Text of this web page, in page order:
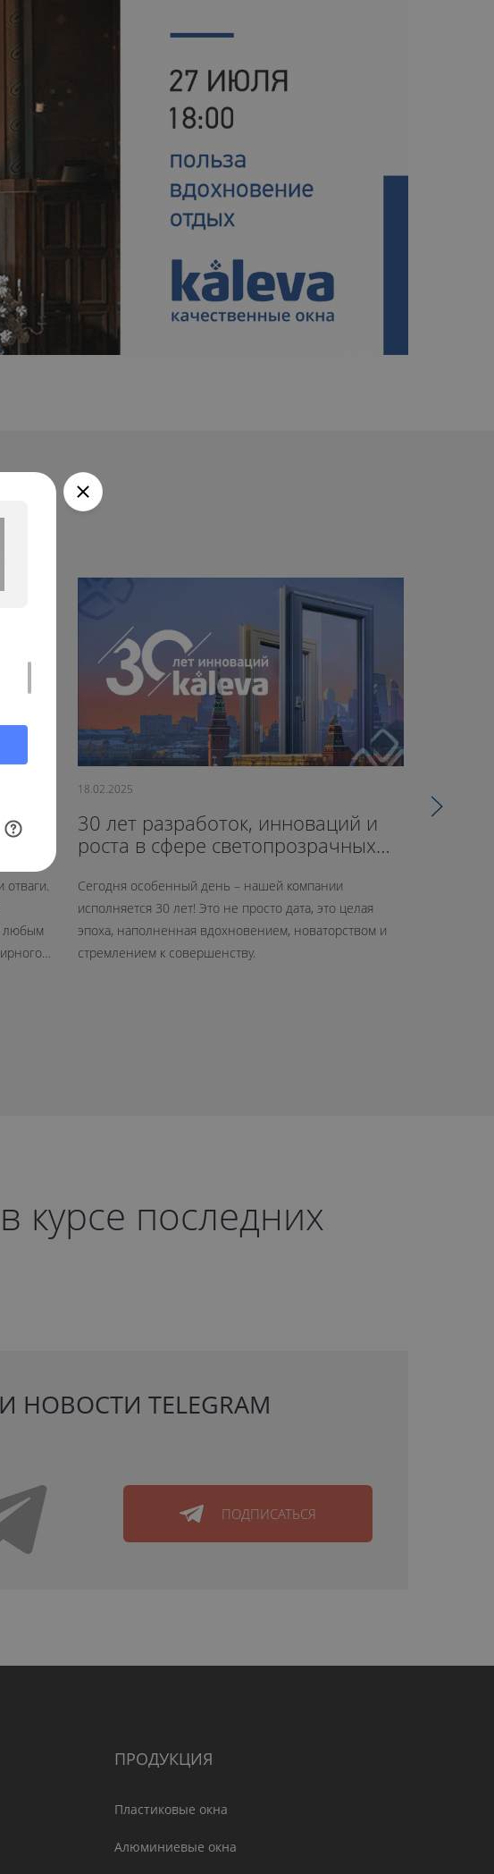
любым
18.02.2025
30 лет разработок, инноваций и
роста в сфере светопрозрачных
Сегодня особенный день – нашей компании
исполняется 30 лет! Это не просто дата, это целая
эпоха, наполненная вдохновением, новаторством и
стремлением к совершенству.
71-й
курсе последних
НОВОСТИ TELEGRAM
ПОДПИСАТЬСЯ
ПРОДУКЦИЯ
Пластиковые окна
Алюминиевые окна